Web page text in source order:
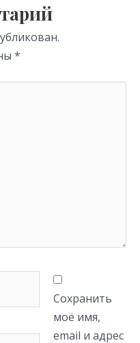
*
Сохранить
моё имя,
email и адрес